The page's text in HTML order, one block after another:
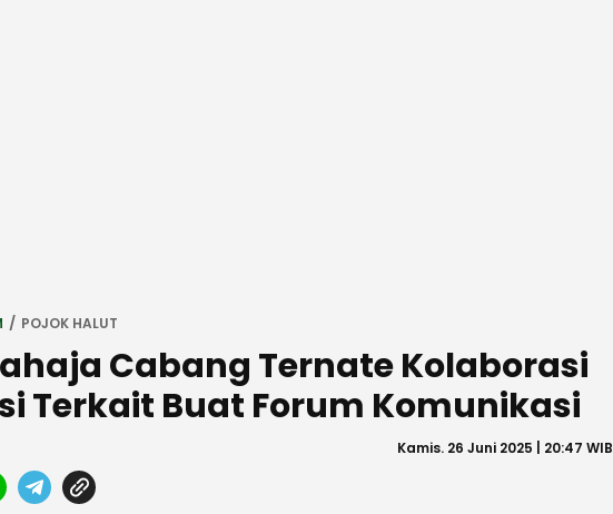
POJOK HALUT
Cabang Ternate Kolaborasi
Terkait Buat Forum Komunikasi
Kamis. 26 Juni 2025 | 20:47 WIB